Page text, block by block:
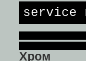
service
Хром